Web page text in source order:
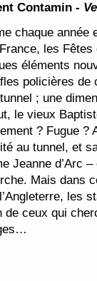
Contamin -
chaque année
les
éléments
policières de
; une
le vieux
? Fugue ?
au tunnel, et
Jeanne d’Arc
Mais dans
les
de ceux qui